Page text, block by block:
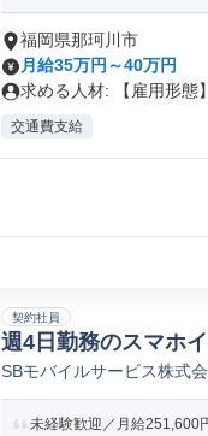
福岡県那珂川市
月給35万円～40万円
求める人材: 【雇用形態
交通費支給
契約社員
週4日勤務のスマホ
SBモバイルサービス株式
未経験歓迎／月給251,600